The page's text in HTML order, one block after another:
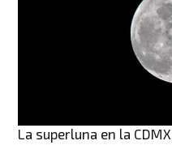
La superluna en la CDMX.